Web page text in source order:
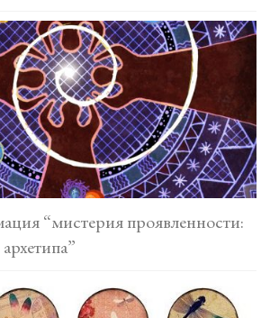
“мистерия проявленности: